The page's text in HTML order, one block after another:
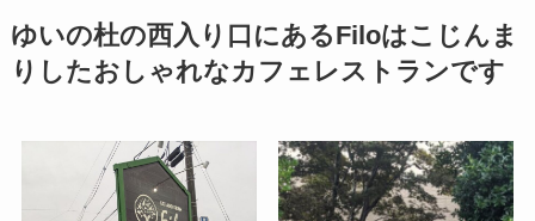
ゆいの杜の西入り口にあるFiloはこじんま
りしたおしゃれなカフェレストランです